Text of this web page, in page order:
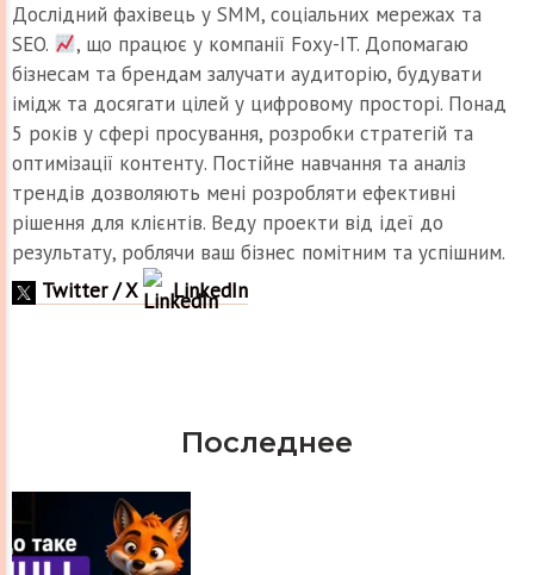
Дослідний фахівець у SMM, соціальних мережах та
SEO.
, що працює у компанії Foxy-IT. Допомагаю
бізнесам та брендам залучати аудиторію, будувати
імідж та досягати цілей у цифровому просторі. Понад
5 років у сфері просування, розробки стратегій та
оптимізації контенту. Постійне навчання та аналіз
трендів дозволяють мені розробляти ефективні
рішення для клієнтів. Веду проекти від ідеї до
результату, роблячи ваш бізнес помітним та успішним.
Twitter / X
LinkedIn
Последнее